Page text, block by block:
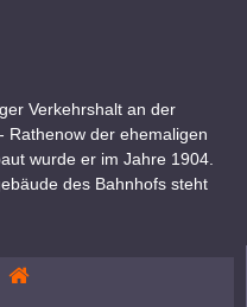
Verkehrshalt an der
Rathenow der ehemaligen
wurde er im Jahre 1904.
des Bahnhofs steht